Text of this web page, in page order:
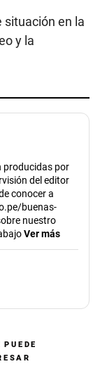
situación en la
y la
producidas por
del editor
conocer a
buenas-
nuestro
Ver más
PUEDE